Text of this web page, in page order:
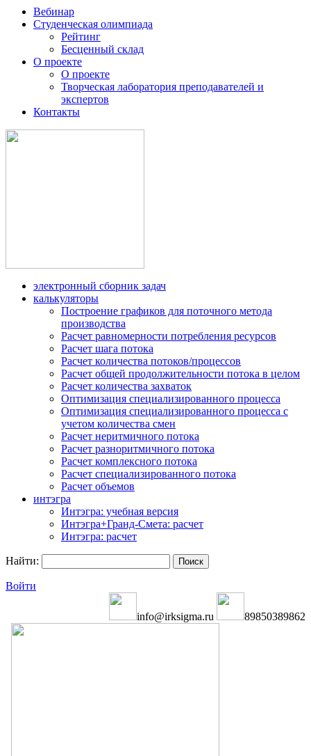
Вебинар
Студенческая олимпиада
Рейтинг
Бесценный склад
О проекте
О проекте
Творческая лаборатория преподавателей и
экспертов
Контакты
электронный сборник задач
калькуляторы
Построение графиков для поточного метода
производства
Расчет равномерности потребления ресурсов
Расчет шага потока
Расчет количества потоков/процессов
Расчет общей продолжительности потока в целом
Расчет количества захваток
Оптимизация специализированного процесса
Оптимизация специализированного процесса с
учетом количества смен
Расчет неритмичного потока
Расчет разноритмичного потока
Расчет комплексного потока
Расчет специализированного потока
Расчет объемов
интэгра
Интэгра: учебная версия
Интэгра+Гранд-Смета: расчет
Интэгра: расчет
Найти:
Войти
info@irksigma.ru 89850389862